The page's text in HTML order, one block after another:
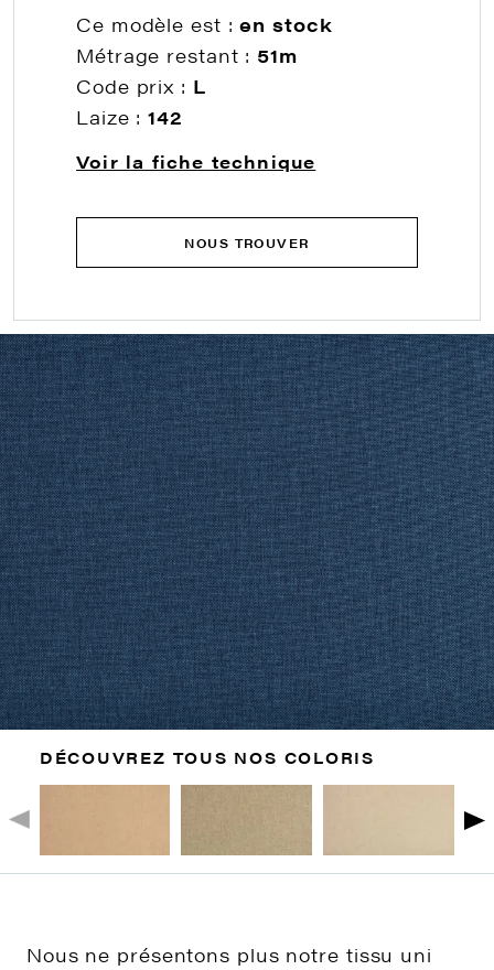
Ce modèle est :en stock
Métrage restant : 51m
Code prix : L
Laize :142
Voir la fiche technique
NOUS TROUVER
DÉCOUVREZ TOUS NOS COLORIS
Nous ne présentons plus notre tissu uni